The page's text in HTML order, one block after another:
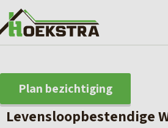
Plan bezichtiging
Levensloopbestendige